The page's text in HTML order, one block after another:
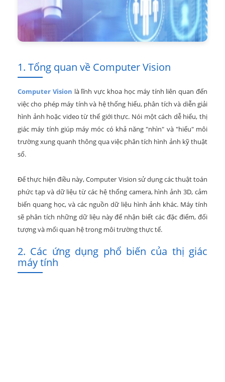
1. Tổng quan về Computer Vision
Computer Vision là lĩnh vực khoa học máy tính liên quan đến
việc cho phép máy tính và hệ thống hiểu, phân tích và diễn giải
hình ảnh hoặc video từ thế giới thực. Nói một cách dễ hiểu, thị
giác máy tính giúp máy móc có khả năng "nhìn" và "hiểu" môi
trường xung quanh thông qua việc phân tích hình ảnh kỹ thuật
số.
Để thực hiện điều này, Computer Vision sử dụng các thuật toán
phức tạp và dữ liệu từ các hệ thống camera, hình ảnh 3D, cảm
biến quang học, và các nguồn dữ liệu hình ảnh khác. Máy tính
sẽ phân tích những dữ liệu này để nhận biết các đặc điểm, đối
tượng và mối quan hệ trong môi trường thực tế.
2. Các ứng dụng phổ biến của thị giác
máy tính